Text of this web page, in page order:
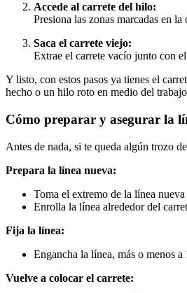
Accede al carrete del hilo:
Presiona las zonas marcadas en
Saca el carrete viejo:
Extrae el carrete vacío junto con
Y listo, con estos pasos ya tienes el
hecho o un hilo roto en medio del
Cómo preparar y asegurar la
Antes de nada, si te queda algún trozo
Prepara la línea nueva:
Toma el extremo de la línea
Enrolla la línea alrededor del
Fija la línea:
Engancha la línea, más o menos
Vuelve a colocar el carrete: